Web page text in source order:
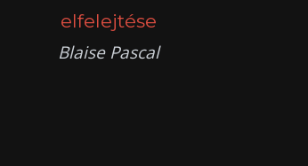
elfelejtése
Blaise Pascal